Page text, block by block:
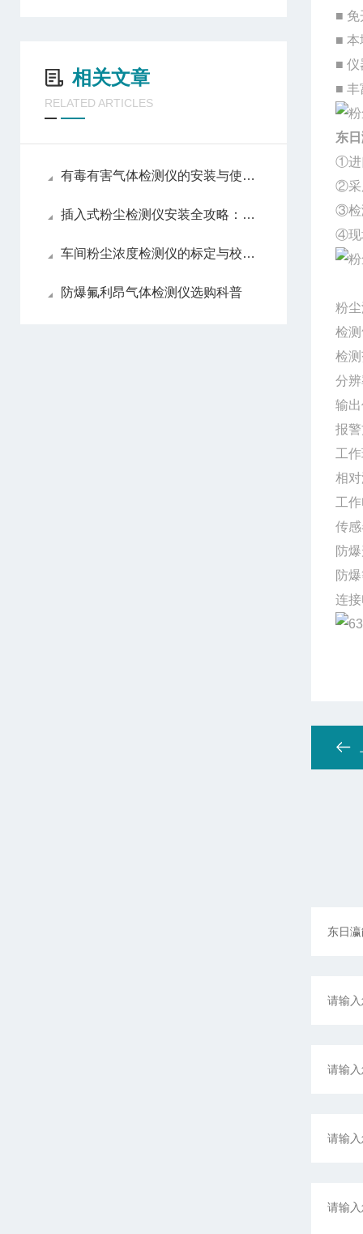
相关文章
RELATED ARTICLES
有毒有害气体检测仪的安装与使用注意事项
插入式粉尘检测仪安装全攻略：避开误区，精准测量
车间粉尘浓度检测仪的标定与校准方法
防爆氟利昂气体检测仪选购科普
■
■
■ 仪
■
东
①进
②采
③检
④现
粉
检
检
分
输
报
工
相
工
传
防
防
连